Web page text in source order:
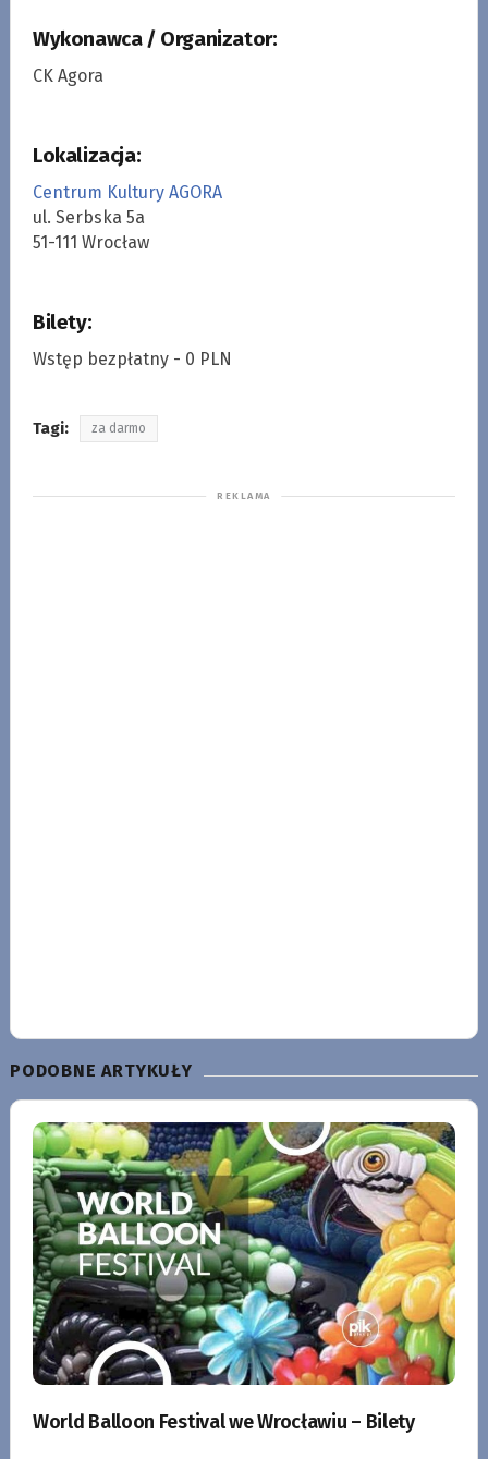
Wykonawca / Organizator:
CK Agora
Lokalizacja:
Centrum Kultury AGORA
ul. Serbska 5a
51-111 Wrocław
Bilety:
Wstęp bezpłatny - 0 PLN
Tagi: za darmo
PODOBNE ARTYKUŁY
World Balloon Festival we Wrocławiu – Bilety